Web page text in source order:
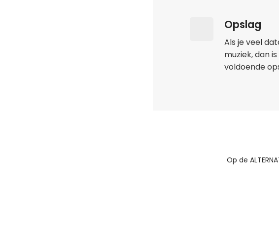
Opslag
Als je veel
muziek, dan
voldoende
Op de